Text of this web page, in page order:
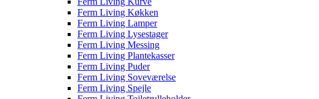
Ferm Living Køkken
Ferm Living Lamper
Ferm Living Lysestager
Ferm Living Messing
Ferm Living Plantekasser
Ferm Living Puder
Ferm Living Soveværelse
Ferm Living Spejle